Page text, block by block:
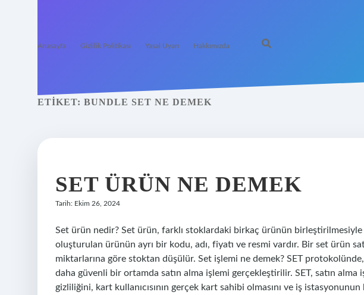
Anasayfa Gizlilik Politikası Yasal Uyarı Hakkımızda
ETIKET: BUNDLE SET NE DEMEK
SET ÜRÜN NE DEMEK
Tarih: Ekim 26, 2024
Set ürün nedir? Set ürün, farklı stoklardaki birkaç ürünün
oluşturulan ürünün ayrı bir kodu, adı, fiyatı ve resmi vardır. Bir set ürün
miktarlarına göre stoktan düşülür. Set işlemi ne demek? SET
daha güvenli bir ortamda satın alma işlemi gerçekleştirilir. SET, satın alma
gizliliğini, kart kullanıcısının gerçek kart sahibi olmasını ve iş